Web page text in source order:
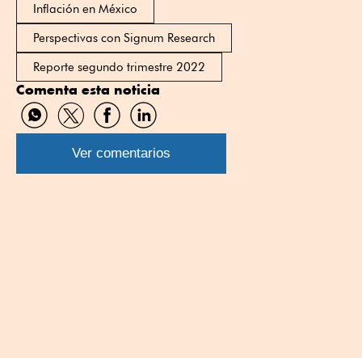
Inflación en México
Perspectivas con Signum Research
Reporte segundo trimestre 2022
Comenta esta noticia
Compartir
por
WhatsApp
Compartir
por
Twitter
Compartir
por
Facebook
Compartir
por
Linkedin
Ver comentarios